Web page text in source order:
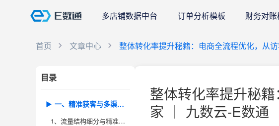
多店铺数据中台 订单分析模板 财务对
首页 文章中心 整体转化率提升秘籍：电商全流程优化，从
目录
一、精准获客与多渠道引流
1、流量结构细分与精准定位
整体转化率提升秘
家 ｜ 九数云-E数通